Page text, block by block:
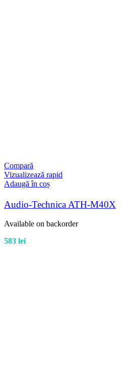
Compară
Vizualizează rapid
Adaugă în coș
Audio-Technica ATH-M40X
Available on backorder
583 lei